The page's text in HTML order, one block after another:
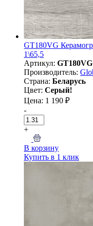
GT180VG
1\65,5
Артикул: GT180VG
Производитель:
Страна: Беларусь
Цвет: Серый!
Цена: 1 190 ₽
-
+
В корзину
Купить в 1 клик